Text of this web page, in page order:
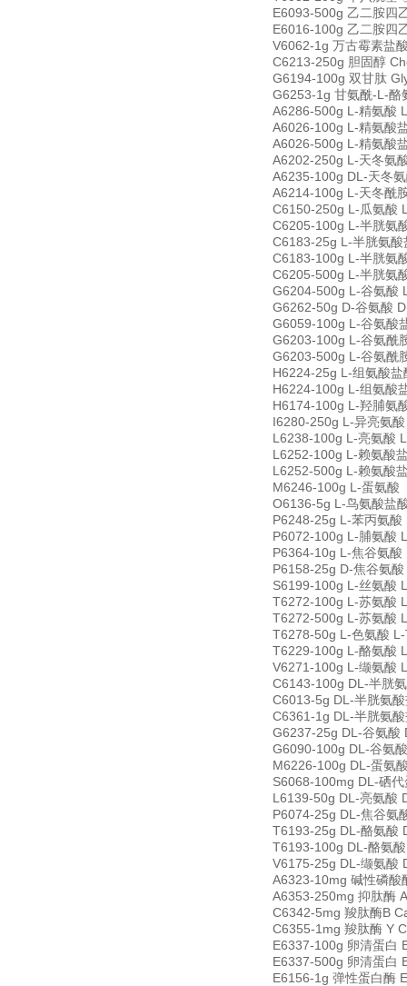
E6093-500g 乙二胺四
E6016-100g 乙二胺四
V6062-1g 万古霉素盐
C6213-250g 胆固醇
G6194-100g 双甘肽
G6253-1g 甘氨酰-L-酪
A6286-500g L-精氨酸
A6026-100g L-精氨酸
A6026-500g L-精氨酸
A6202-250g L-天冬氨
A6235-100g DL-天冬
A6214-100g L-天冬酰
C6150-250g L-瓜氨酸
C6205-100g L-半胱氨
C6183-25g L-半胱氨
C6183-100g L-半胱氨
C6205-500g L-半胱氨
G6204-500g L-谷氨酸
G6262-50g D-谷氨酸
G6059-100g L-谷氨酸
G6203-100g L-谷氨酰
G6203-500g L-谷氨酰
H6224-25g L-组氨酸
H6224-100g L-组氨酸
H6174-100g L-羟脯氨
I6280-250g L-异亮氨
L6238-100g L-亮氨酸
L6252-100g L-赖氨酸
L6252-500g L-赖氨酸
M6246-100g L-蛋氨酸
O6136-5g L-鸟氨酸盐
P6248-25g L-苯丙氨
P6072-100g L-脯氨酸
P6364-10g L-焦谷氨
P6158-25g D-焦谷氨
S6199-100g L-丝氨酸
T6272-100g L-苏氨酸
T6272-500g L-苏氨酸
T6278-50g L-色氨酸
T6229-100g L-酪氨酸
V6271-100g L-缬氨酸
C6143-100g DL-半胱
C6013-5g DL-半胱氨
C6361-1g DL-半胱氨
G6237-25g DL-谷氨酸
G6090-100g DL-谷氨
M6226-100g DL-蛋氨
S6068-100mg DL-硒
L6139-50g DL-亮氨酸
P6074-25g DL-焦谷氨
T6193-25g DL-酪氨酸
T6193-100g DL-酪氨
V6175-25g DL-缬氨酸
A6323-10mg 碱性磷
A6353-250mg 抑肽酶
C6342-5mg 羧肽酶B
C6355-1mg 羧肽酶 Y
E6337-100g 卵清蛋白
E6337-500g 卵清蛋白
E6156-1g 弹性蛋白酶